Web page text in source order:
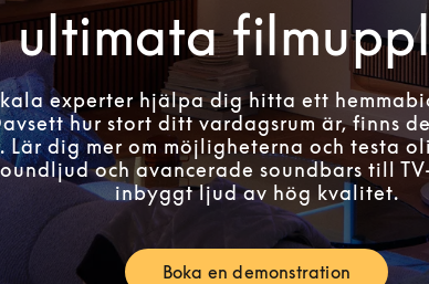
ultimata
experter hjälpa dig hitta ett
hur stort ditt vardagsrum är, finns
Lär dig mer om möjligheterna och testa
och avancerade soundbars till
inbyggt ljud av hög kvalitet.
Boka en demonstration